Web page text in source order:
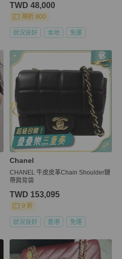
TWD 48,000
現折 800
狀況良好 本地 免運
Chanel
CHANEL 牛皮皮革Chain Shoulder鏈
帶肩背袋
TWD 153,095
9 折
狀況良好 香港 免運